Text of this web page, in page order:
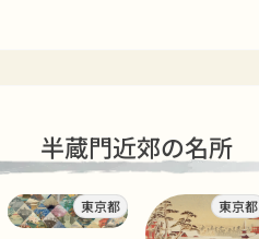
半蔵門近郊の名所
東京都 東京都